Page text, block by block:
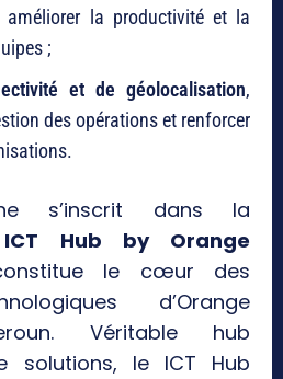
améliorer la productivité et la
;
et de géolocalisation,
des opérations et renforcer
s’inscrit dans la
ICT Hub by Orange
le cœur des
d’Orange
Véritable hub
solutions, le ICT Hub